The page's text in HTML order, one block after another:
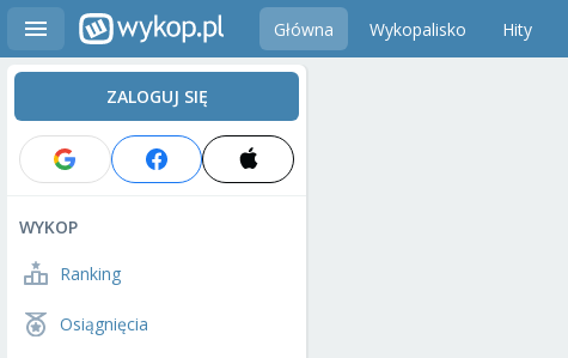
Główna Wykopalisko Hity
ZALOGUJ SIĘ
WYKOP
Ranking
Osiągnięcia